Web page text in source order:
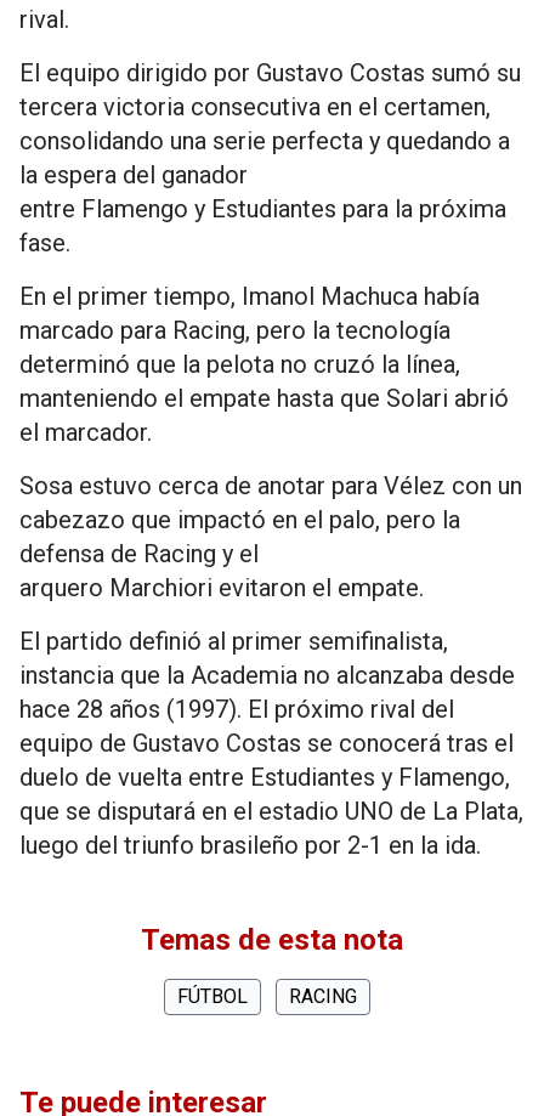
rival.
El equipo dirigido por Gustavo Costas sumó su
tercera victoria consecutiva en el certamen,
consolidando una serie perfecta y quedando a
la espera del ganador
entre Flamengo y Estudiantes para la próxima
fase.
En el primer tiempo, Imanol Machuca había
marcado para Racing, pero la tecnología
determinó que la pelota no cruzó la línea,
manteniendo el empate hasta que Solari abrió
el marcador.
Sosa estuvo cerca de anotar para Vélez con un
cabezazo que impactó en el palo, pero la
defensa de Racing y el
arquero Marchiori evitaron el empate.
El partido definió al primer semifinalista,
instancia que la Academia no alcanzaba desde
hace 28 años (1997). El próximo rival del
equipo de Gustavo Costas se conocerá tras el
duelo de vuelta entre Estudiantes y Flamengo,
que se disputará en el estadio UNO de La Plata,
luego del triunfo brasileño por 2-1 en la ida.
Temas de esta nota
FÚTBOL RACING
Te puede interesar